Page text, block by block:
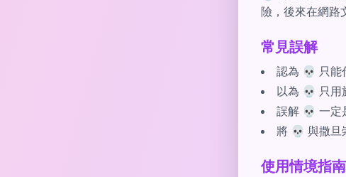
險，後來在網路
常見誤解
認為 💀 只能
以為 💀 只用
誤解 💀 一定
將 💀 與撒旦
使用情境指南